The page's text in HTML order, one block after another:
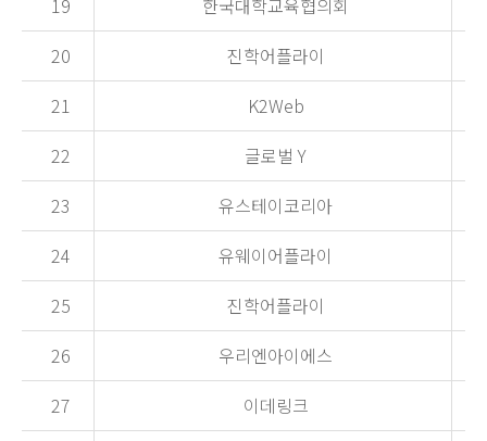
19
한국대학교육협의회
20
진학어플라이
21
K2Web
22
글로벌 Y
23
유스테이코리아
24
유웨이어플라이
25
진학어플라이
26
우리엔아이에스
27
이데링크